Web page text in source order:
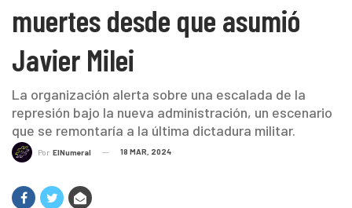
muertes desde que asumió
Javier Milei
La organización alerta sobre una escalada de la
represión bajo la nueva administración, un escenario
que se remontaría a la última dictadura militar.
Por ElNumeral 18 MAR, 2024